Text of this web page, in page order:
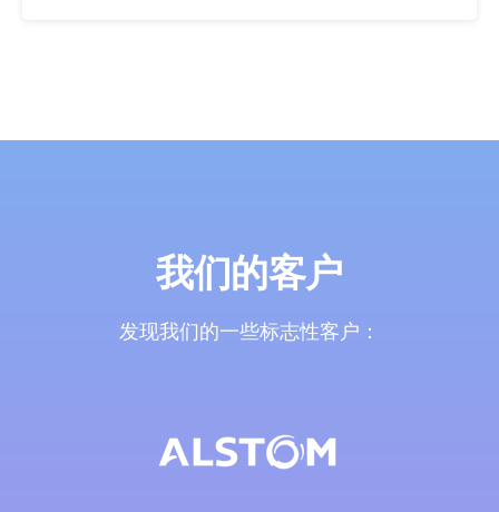
我们的客户
发现我们的一些标志性客户：